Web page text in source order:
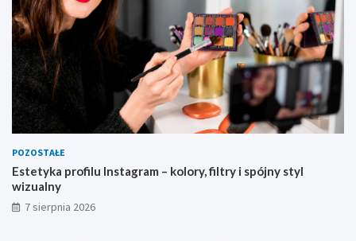
n
y
POZOSTAŁE
Estetyka profilu Instagram – kolory, filtry i spójny styl
wizualny
7 sierpnia 2026